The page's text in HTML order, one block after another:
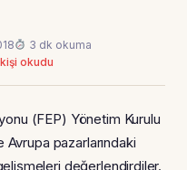
3 dk okuma
okudu
(FEP) Yönetim Kurulu
Avrupa pazarlarındaki
değerlendirdiler.